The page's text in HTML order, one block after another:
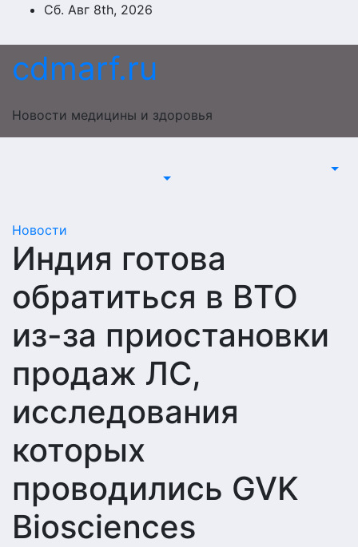
Перейти
содержимому
Сб. Авг 8th, 2026
cdmarf.ru
Новости медицины и здоровья
Новости
Индия готова
обратиться в ВТО
из-за приостановки
продаж ЛС,
исследования
которых
проводились GVK
Biosciences